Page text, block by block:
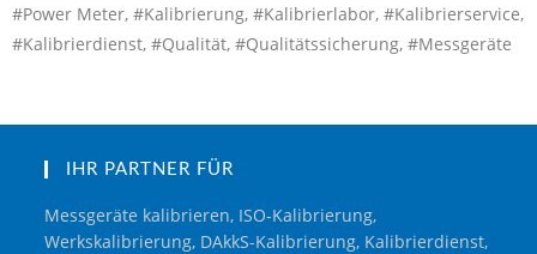
#Power Meter, #Kalibrierung, #Kalibrierlabor, #Kalibrierservice,
#Kalibrierdienst, #Qualität, #Qualitätssicherung, #Messgeräte
IHR PARTNER FÜR
Messgeräte kalibrieren, ISO-Kalibrierung,
Werkskalibrierung, DAkkS-Kalibrierung, Kalibrierdienst,